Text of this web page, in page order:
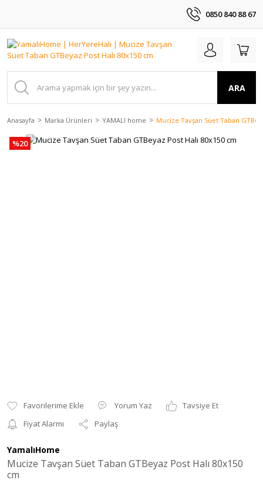
0850 840 88 67
ARA
Anasayfa Marka Ürünleri YAMALI home Mucize Tavşan Süet Taban
%20
Yorum Yaz
Tavsiye Et
Fiyat Alarmı
Paylaş
YamalıHome
Mucize Tavşan Süet Taban GTBeyaz Post Halı 80x150
cm